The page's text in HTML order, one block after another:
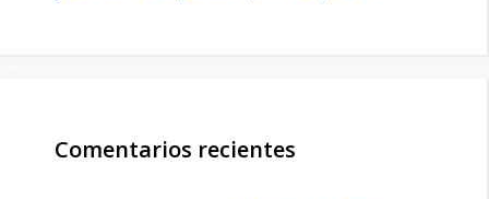
Comentarios recientes